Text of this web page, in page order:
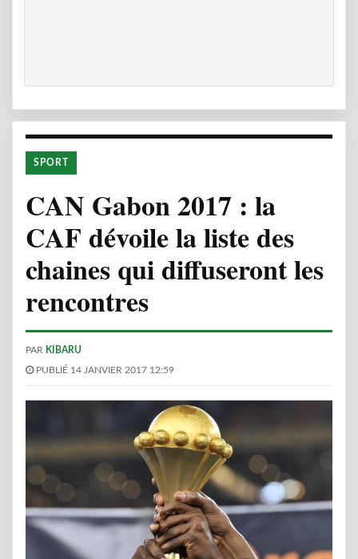
SPORT
CAN Gabon 2017 : la
CAF dévoile la liste des
chaines qui diffuseront les
rencontres
PAR KIBARU
PUBLIÉ 14 JANVIER 2017 12:59